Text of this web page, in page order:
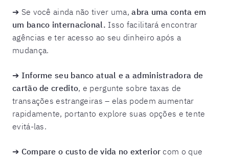
➔ Se você ainda não tiver uma, abra uma conta em
um banco internacional. Isso facilitará encontrar
agências e ter acesso ao seu dinheiro após a
mudança.
➔ Informe seu banco atual e a administradora de
cartão de credito, e pergunte sobre taxas de
transações estrangeiras – elas podem aumentar
rapidamente, portanto explore suas opções e tente
evitá-las.
➔ Compare o custo de vida no exterior com o que